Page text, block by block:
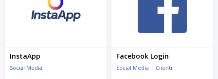
InstaApp
Social Media
Facebook Login
Social Media Clienti